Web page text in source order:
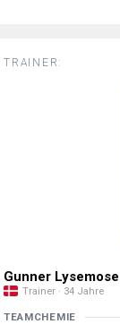
TRAINER:
Gunner Lysemose
Trainer · 34 Jahre
TEAMCHEMIE